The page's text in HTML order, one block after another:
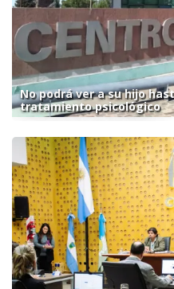
No podrá ver a su hijo
tratamiento psicológico